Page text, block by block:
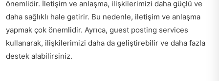
önemlidir. İletişim ve anlaşma, ilişkilerimizi daha güçlü ve
daha sağlıklı hale getirir. Bu nedenle, iletişim ve anlaşma
yapmak çok önemlidir. Ayrıca, guest posting services
kullanarak, ilişkilerimizi daha da geliştirebilir ve daha fazla
destek alabilirsiniz.